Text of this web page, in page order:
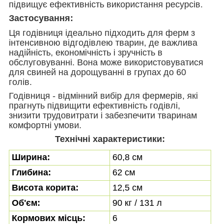
підвищує ефективність використання ресурсів.
Застосування:
Ця годівниця ідеально підходить для ферм з
інтенсивною відгодівлею тварин, де важлива
надійність, економічність і зручність в
обслуговуванні. Вона може використовуватися
для свиней на дорощуванні в групах до 60
голів.
Годівниця - відмінний вибір для фермерів, які
прагнуть підвищити ефективність годівлі,
знизити трудовитрати і забезпечити тваринам
комфортні умови.
Технічні характеристики:
Ширина:
60,8 см
Глибина:
62 см
Висота корита:
12,5 см
Об'єм:
90 кг / 131 л
Кормових місць:
6